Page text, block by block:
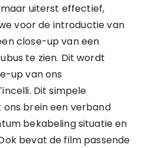
uiterst effectief,
voor de introductie van
close-up van een
te zien. Dit wordt
up van ons
Dit simpele
brein een verband
bekabeling situatie en
bevat de film passende